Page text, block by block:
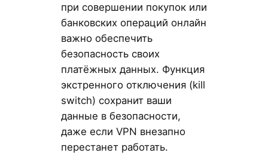
при совершении покупок или
банковских операций онлайн
важно обеспечить
безопасность своих
платёжных данных. Функция
экстренного отключения (kill
switch) сохранит ваши
данные в безопасности,
даже если VPN внезапно
перестанет работать.